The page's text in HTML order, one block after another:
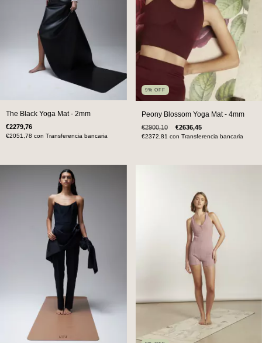
The Black Yoga Mat - 2mm
€2279,76
€2051,78 con Transferencia bancaria
9% OFF
Peony Blossom Yoga Mat - 4mm
€2900,10 €2636,45
€2372,81 con Transferencia bancaria